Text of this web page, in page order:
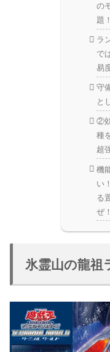
の
題！
ラ
で
易
守
と
②
種
超
機
い
る
ぜ！
氷霊山の龍祖